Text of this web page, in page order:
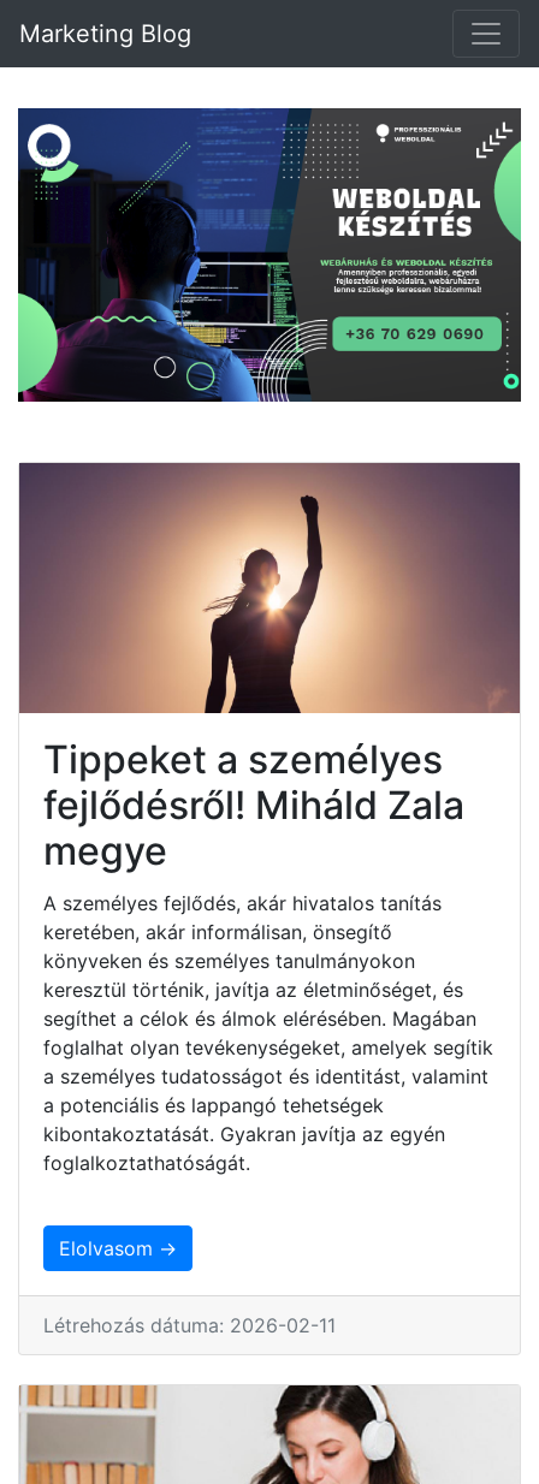
Marketing Blog
Tippeket a személyes
fejlődésről! Miháld Zala
megye
A személyes fejlődés, akár hivatalos tanítás
keretében, akár informálisan, önsegítő
könyveken és személyes tanulmányokon
keresztül történik, javítja az életminőséget, és
segíthet a célok és álmok elérésében. Magában
foglalhat olyan tevékenységeket, amelyek segítik
a személyes tudatosságot és identitást, valamint
a potenciális és lappangó tehetségek
kibontakoztatását. Gyakran javítja az egyén
foglalkoztathatóságát.
Elolvasom →
Létrehozás dátuma: 2026-02-11